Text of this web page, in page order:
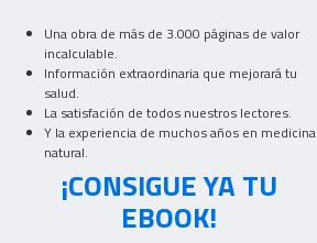
Una obra de más de 3.000 páginas de valor
incalculable.
Información extraordinaria que mejorará tu
salud.
La satisfación de todos nuestros lectores.
Y la experiencia de muchos años en medicina
natural.
¡CONSIGUE YA TU
EBOOK!